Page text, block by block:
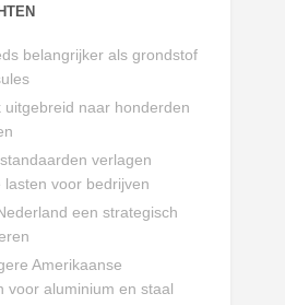
belangrijker als grondstof
uitgebreid naar honderden
verlagen
voor bedrijven
een strategisch
Amerikaanse
voor aluminium en staal